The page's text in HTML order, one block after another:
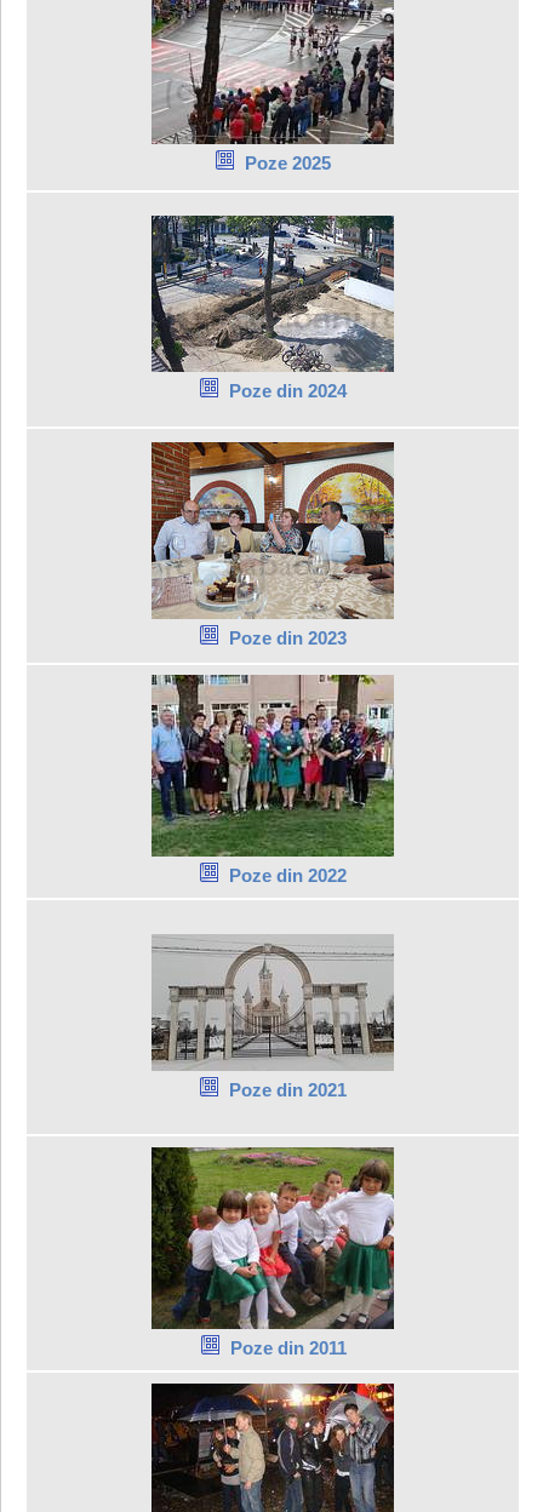
Poze 2025
Poze din 2024
Poze din 2023
Poze din 2022
Poze din 2021
Poze din 2011